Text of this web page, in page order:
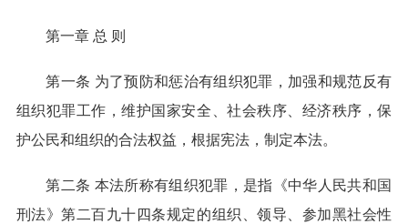
第一章 总 则
第一条 为了预防和惩治有组织犯罪，加强和规范反有
组织犯罪工作，维护国家安全、社会秩序、经济秩序，保
护公民和组织的合法权益，根据宪法，制定本法。
第二条 本法所称有组织犯罪，是指《中华人民共和国
刑法》第二百九十四条规定的组织、领导、参加黑社会性